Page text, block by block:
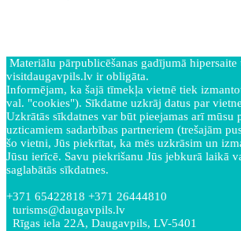
Materiālu pārpublicēšanas gadījumā hipersaite
visitdaugavpils.lv ir obligāta.
Informējam, ka šajā tīmekļa vietnē tiek
val. "cookies"). Sīkdatne uzkrāj datus par
Uzkrātās sīkdatnes var būt pieejamas arī mūsu
uzticamiem sadarbības partneriem (trešajām
šo vietni, Jūs piekrītat, ka mēs uzkrāsim un
Jūsu ierīcē. Savu piekrišanu Jūs jebkurā laikā
saglabātās sīkdatnes.
+371 65422818 +371 26444810
turisms@daugavpils.lv
Rīgas iela 22A, Daugavpils, LV-5401